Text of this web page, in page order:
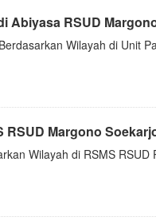
Abiyasa RSUD
Wilayah di Unit
Margono
Wilayah di RSMS RSUD